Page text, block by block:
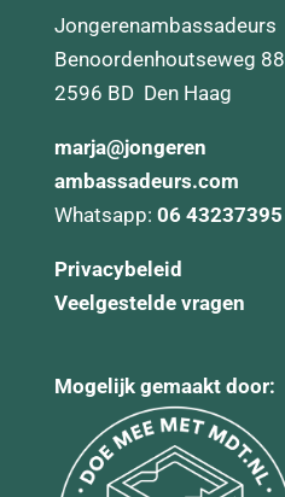
Jongerenambassadeurs
Benoordenhoutseweg 88
2596 BD Den Haag
marja@jongeren
ambassadeurs.com
Whatsapp: 06 43237395
Privacybeleid
Veelgestelde vragen
Mogelijk gemaakt door: